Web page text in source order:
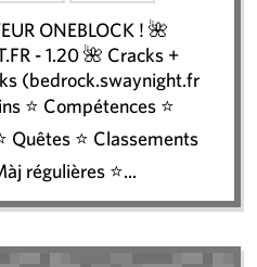
ONEBLOCK ! 🌺
- 1.20 🌺 Cracks +
(bedrock.swaynight.fr
⭐ Compétences ⭐
Quêtes ⭐ Classements
régulières ⭐...